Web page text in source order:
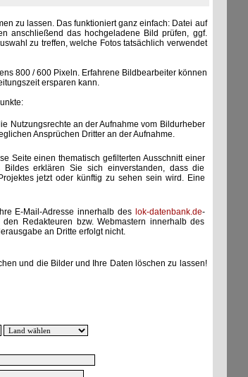
zu lassen. Das funktioniert ganz einfach: Datei auf
anschließend das hochgeladene Bild prüfen, ggf.
zu treffen, welche Fotos tatsächlich verwendet
800 / 600 Pixeln. Erfahrene Bildbearbeiter können
ersparen kann.
Nutzungsrechte an der Aufnahme vom Bildurheber
Ansprüchen Dritter an der Aufnahme.
Seite einen thematisch gefilterten Ausschnitt einer
erklären Sie sich einverstanden, dass die
jetzt oder künftig zu sehen sein wird. Eine
E-Mail-Adresse innerhalb des lok-datenbank.de-
Redakteuren bzw. Webmastern innerhalb des
an Dritte erfolgt nicht.
und die Bilder und Ihre Daten löschen zu lassen!